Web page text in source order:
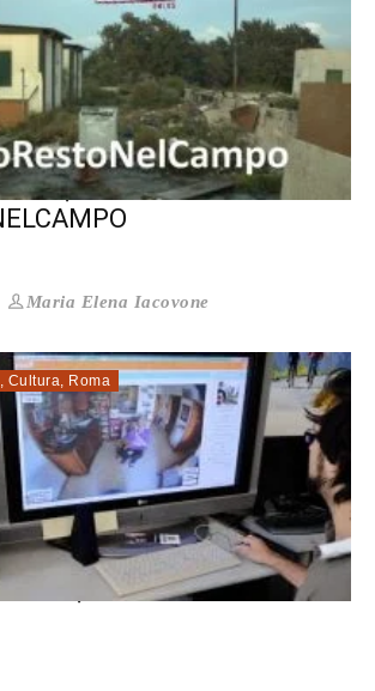
MA
Maria Elena Iacovone
, Cultura, Roma
SITO, L’OTTAVO DIVE...